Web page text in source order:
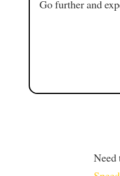
Go further and
Need